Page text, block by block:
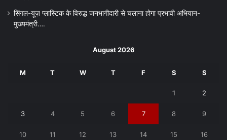
सिंगल-यूज़ प्लास्टिक के विरुद्ध जनभागीदारी से चलाना होगा प्रभावी अभियान-
मुख्यमंत्री….
August 2026
M T W T F S S
1 2
3 4 5 6 7 8 9
10 11 12 13 14 15 16